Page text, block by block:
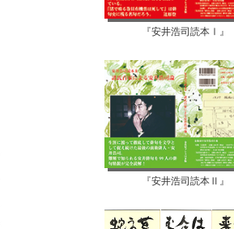
『安井浩司読本Ⅰ』
『安井浩司読本Ⅱ』